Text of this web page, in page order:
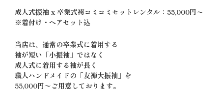
成人式振袖 x 卒業式袴コミコミセットレンタル：55,000円〜
※着付け・ヘアセット込
当店は、通常の卒業式に着用する
袖が短い「小振袖」ではなく
成人式に着用する袖が長く
職人ハンドメイドの「友禅大振袖」を
55,000円〜ご用意しております。